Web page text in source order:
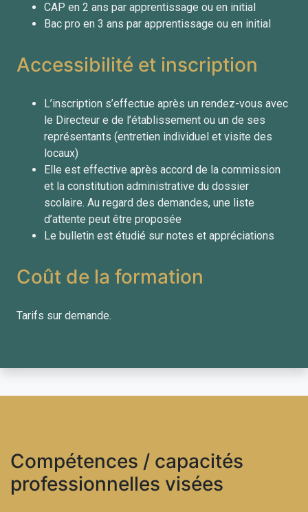
CAP en 2 ans par apprentissage ou en initial
Bac pro en 3 ans par apprentissage ou en initial
Accessibilité et inscription
L’inscription s’effectue après un rendez-vous avec
le Directeur e de l’établissement ou un de ses
représentants (entretien individuel et visite des
locaux)
Elle est effective après accord de la commission
et la constitution administrative du dossier
scolaire. Au regard des demandes, une liste
d’attente peut être proposée
Le bulletin est étudié sur notes et appréciations
Coût de la formation
Tarifs sur demande.
Compétences / capacités
professionnelles visées